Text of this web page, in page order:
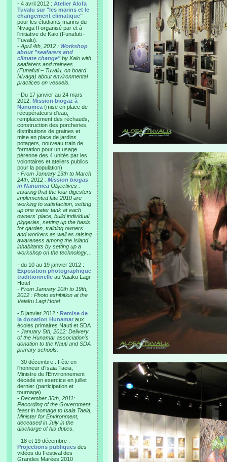
- 4 avril 2012 : Atelier Alofa
Tuvalu sur "les marins et le
changement climatique"
pour les étudiants marins du
Nivaga II organisé par et à
l'initiative de Kaio (Funafuti -
Tuvalu).
- April 4th, 2012 : Workshop
about "seafarers and
climate change"by Kaio with
seafarers and trainees
(Funafuti – Tuvalu, on board
Nivaga) about environmental
practices on vessels.
- Du 17 janvier au 24 mars
2012: Mission biogaz à
Nanumea (mise en place de
récupérateurs d'eau,
remplacement des réchauds,
construction des porcheries,
distributions de graines et
mise en place de jardins
potagers, nouveau train de
formation pour un usage
pérenne des 4 unités par les
volontaires et ateliers publics
pour la population)
- From January 13th to March
24th, 2012 : Mission biogas
in Nanumea Objectives :
insuring that the four digesters
implemented late 2010 are
working to satisfaction, setting
up one water tank at each
owners' place, build individual
piggeries, setting up the basis
for garden, training owners
and workers as well as raising
awareness among the Island
inhabitants by setting up a
workshop on the technology…
- du 10 au 19 janvier 2012 :
Exposition photographique
traditionnelle au Vaiaku Lagi
Hotel
- From January 10th to 19th,
2012 : Photo exhibition at the
Vaiaku Lagi Hotel
- 5 janvier 2012 : Remise de
la donation Hunamar aux
écoles primaires Nauti et SDA
- January 5th, 2012: Delivery
of the Hunamar association's
donation to the Nauti and SDA
primary schools.
- 30 décembre : Fête en
l'honneur d'Isaia Taeia,
Ministre de l'Environnement
décédé en exercice en juillet
dernier (participation et
tournage)
- December 30th, 2011:
Recording of the Government
feast in homage to Isaia Taeia,
Minister for Environment,
deceased in July in the
discharge of his duties.
- 18 et 19 décembre :
Projections publiques des
vidéos du Festival des
Grandes Marées 2010